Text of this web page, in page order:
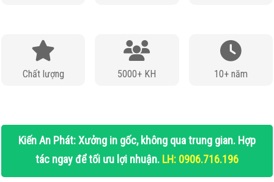
Chất lượng 5000+ KH 10+ năm
Kiến An Phát: Xưởng in gốc, không qua trung gian. Hợp
tác ngay để tối ưu lợi nhuận. LH: 0906.716.196